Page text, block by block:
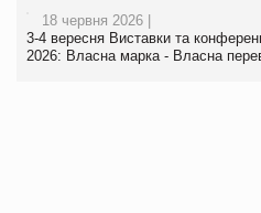
18 червня 2026 |
3-4 вересня Виставки та
2026: Власна марка - Власна